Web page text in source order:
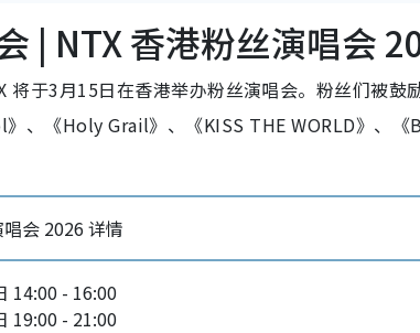
| NTX 香港粉丝演唱会
将于3月15日在香港举办粉丝演唱会。粉丝们被鼓
、《Holy Grail》、《KISS THE WORLD》、
会 2026 详情
14:00 - 16:00
19:00 - 21:00